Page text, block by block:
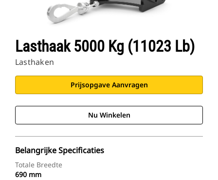
Lasthaak 5000 Kg (11023 Lb)
Lasthaken
Prijsopgave Aanvragen
Nu Winkelen
Belangrijke Specificaties
Totale Breedte
690 mm